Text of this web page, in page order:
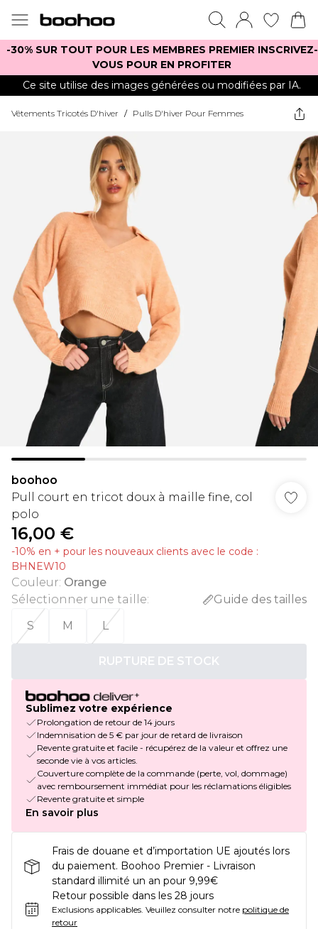
-30% SUR TOUT POUR LES MEMBRES PREMIER INSCRIVEZ-
VOUS POUR EN PROFITER
Ce site utilise des images générées ou modifiées par IA.
Vêtements Tricotés D'hiver / Pulls D'hiver Pour Femmes
boohoo
Pull court en tricot doux à maille fine, col
polo
16,00 €
-10% en + pour les nouveaux clients avec le code :
BHNEW10
Couleur: Orange
Sélectionner une taille:
Guide des tailles
S
M L
RUPTURE DE STOCK
Sublimez votre expérience
Prolongation de retour de 14 jours
Indemnisation de 5 € par jour de retard de livraison
Revente gratuite et facile - récupérez de la valeur et offrez une
seconde vie à vos articles.
Couverture complète de la commande (perte, vol, dommage)
avec remboursement immédiat pour les réclamations éligibles
Revente gratuite et simple
En savoir plus
Frais de douane et d’importation UE ajoutés lors
du paiement. Boohoo Premier - Livraison
standard illimité un an pour 9,99€
Retour possible dans les 28 jours
Exclusions applicables. Veuillez consulter notre politique de
retour